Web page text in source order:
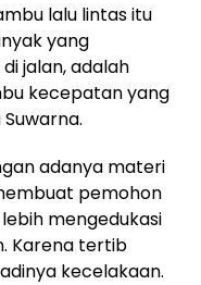
lalu lintas itu
yang
jalan, adalah
kecepatan yang
adanya materi
pemohon
mengedukasi
Karena tertib
kecelakaan.